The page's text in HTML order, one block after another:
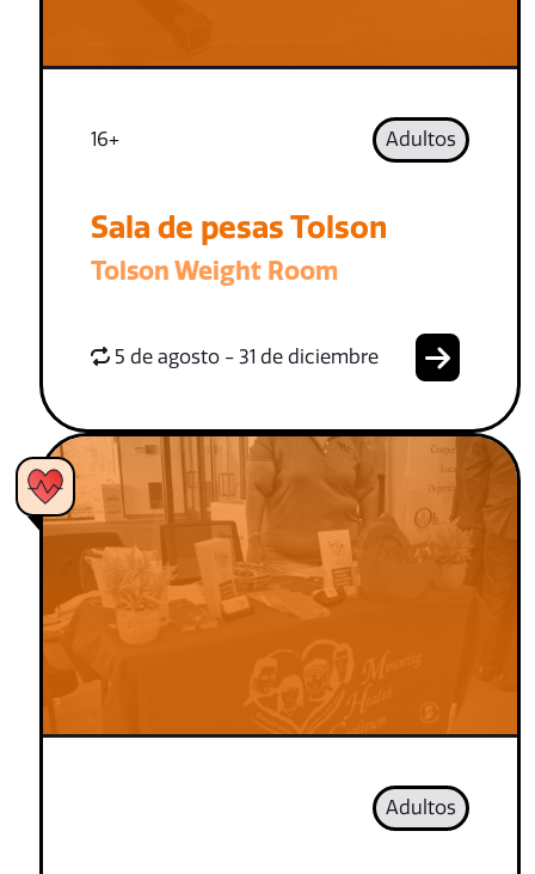
16+ Adultos
Sala de pesas Tolson
Tolson Weight Room
5 de agosto - 31 de diciembre
Adultos